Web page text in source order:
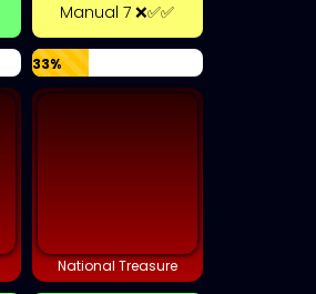
Manual 7 ❌✅✅
33%
National Treasure